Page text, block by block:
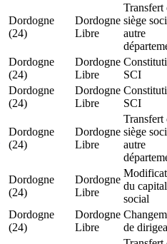
Dordogne
(24)
Dordogne
Libre
Transfert
siège
autre
Dordogne
(24)
Dordogne
Libre
SCI
Dordogne
(24)
Dordogne
Libre
SCI
Dordogne
(24)
Dordogne
Libre
Transfert
siège
autre
Dordogne
(24)
Dordogne
Libre
du capital
social
Dordogne
(24)
Dordogne
Libre
de